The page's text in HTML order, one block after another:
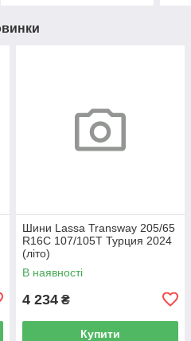
Шини Lassa Transway 205/65
R16C 107/105T Турция 2024
(літо)
В наявності
4 234 ₴
Купити